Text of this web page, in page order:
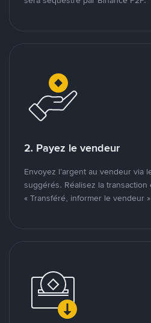
2. Payez le vendeur
Envoyez l’argent au vendeur via
suggérés. Réalisez la
« Transféré, informer le vendeur